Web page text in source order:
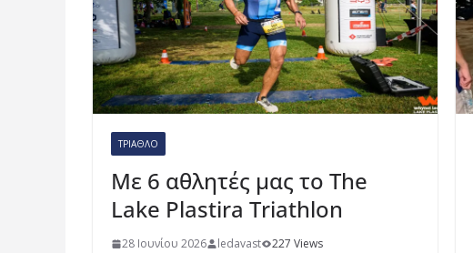
ΤΡΊΑΘΛΟ
Με 6 αθλητές μας το The
Lake Plastira Triathlon
28 Ιουνίου 2026 ledavast 227 Views